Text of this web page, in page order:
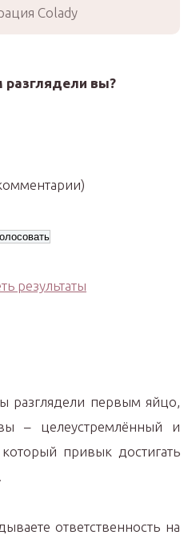
Colady
вы?
результаты
разглядели первым яйцо,
– целеустремлённый и
привык достигать
ответственность на